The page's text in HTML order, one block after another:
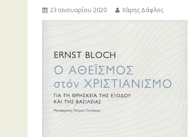
23 Ιανουαρίου 2020 Χάρης Δάφλος